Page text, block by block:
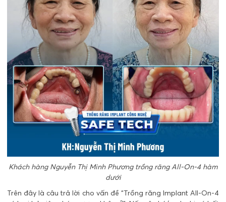
Khách hàng Nguyễn Thị Minh Phương trồng răng All-On-4 hàm
dưới
Trên đây là câu trả lời cho vấn đề “Trồng răng Implant All-On-4